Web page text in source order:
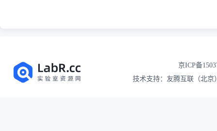
京ICP备
技术支持：友腾互联（北京